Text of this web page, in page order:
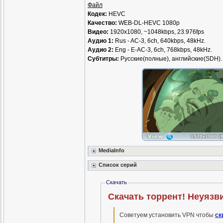
Файл
Кодек: HEVC
Качество: WEB-DL-HEVC 1080p
Видео: 1920x1080, ~1048kbps, 23.976fps
Аудио 1: Rus - AC-3, 6ch, 640kbps, 48kHz.
Аудио 2: Eng - E-AC-3, 6ch, 768kbps, 48kHz.
Субтитры: Русские(полные), английские(SDH).
MediaInfo
Список серий
Скачать
Скачать торрент!
Советуем установить VPN чтобы